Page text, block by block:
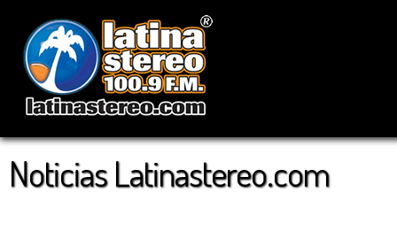
Noticias Latinastereo.com